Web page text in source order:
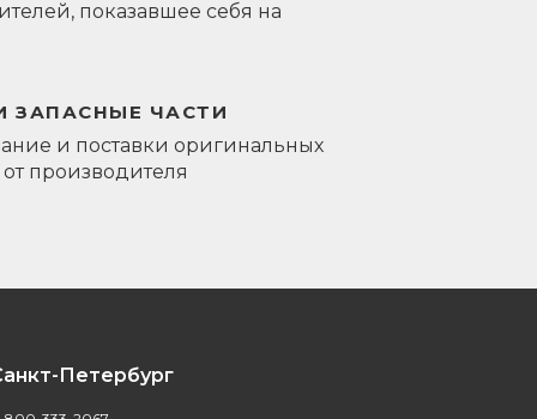
показавшее себя на
ЗАПАСНЫЕ ЧАСТИ
и поставки оригинальных
от производителя
Петербург